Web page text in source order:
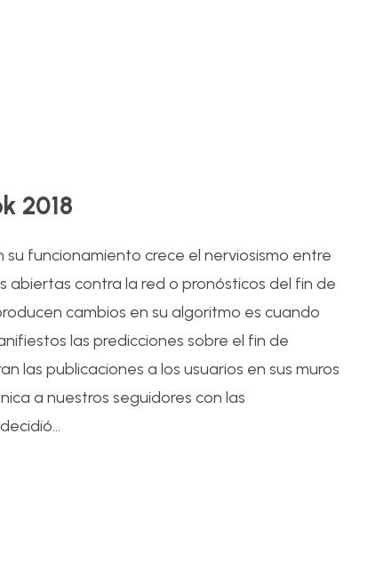
2018
funcionamiento crece el nerviosismo entre
abiertas contra la red o pronósticos del fin de
cambios en su algoritmo es cuando
las predicciones sobre el fin de
las publicaciones a los usuarios en sus muros
a nuestros seguidores con las